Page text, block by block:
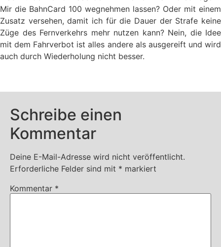
Mir die BahnCard 100 wegnehmen lassen? Oder mit einem
Zusatz versehen, damit ich für die Dauer der Strafe keine
Züge des Fernverkehrs mehr nutzen kann? Nein, die Idee
mit dem Fahrverbot ist alles andere als ausgereift und wird
auch durch Wiederholung nicht besser.
Schreibe einen
Kommentar
Deine E-Mail-Adresse wird nicht veröffentlicht.
Erforderliche Felder sind mit * markiert
Kommentar *